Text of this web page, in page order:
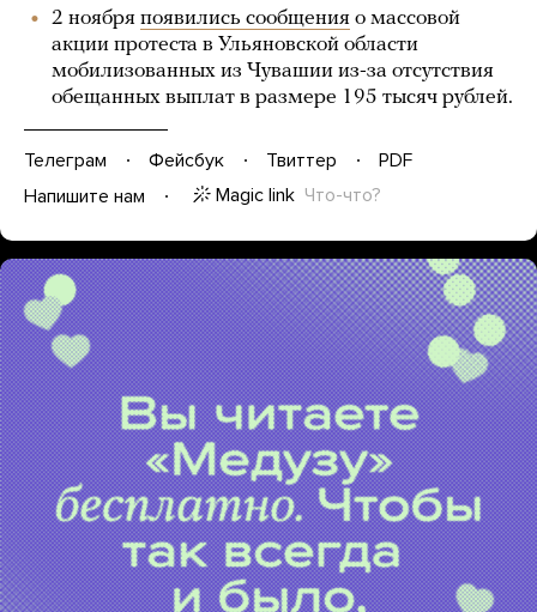
2 ноября появились сообщения о массовой
акции протеста в Ульяновской области
мобилизованных из Чувашии из-за отсутствия
обещанных выплат в размере 195 тысяч рублей.
Телеграм Фейсбук Твиттер
PDF
Напишите нам
Magic link Что-что?